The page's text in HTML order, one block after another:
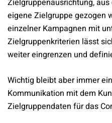
Zielgruppenausrichtung,
eigene Zielgruppe gezogen
einzelner Kampagnen mit
Zielgruppenkriterien lässt
weiter eingrenzen und
Wichtig bleibt aber immer
Kommunikation mit dem
Zielgruppendaten für das